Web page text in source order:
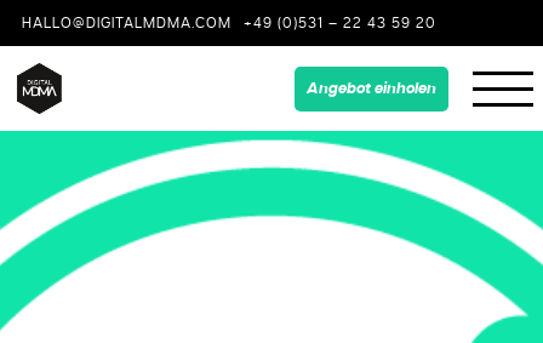
HALLO@DIGITALMDMA.COM +49 (0)531 – 22 43 59 20
Angebot einholen